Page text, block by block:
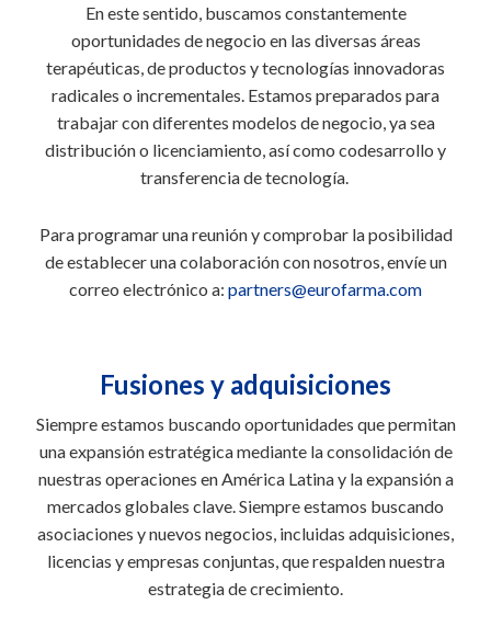
En este sentido, buscamos constantemente
oportunidades de negocio en las diversas áreas
terapéuticas, de productos y tecnologías innovadoras
radicales o incrementales. Estamos preparados para
trabajar con diferentes modelos de negocio, ya sea
distribución o licenciamiento, así como codesarrollo y
transferencia de tecnología.
Para programar una reunión y comprobar la posibilidad
de establecer una colaboración con nosotros, envíe un
correo electrónico a: partners@eurofarma.com
Fusiones y adquisiciones
Siempre estamos buscando oportunidades que permitan
una expansión estratégica mediante la consolidación de
nuestras operaciones en América Latina y la expansión a
mercados globales clave. Siempre estamos buscando
asociaciones y nuevos negocios, incluidas adquisiciones,
licencias y empresas conjuntas, que respalden nuestra
estrategia de crecimiento.